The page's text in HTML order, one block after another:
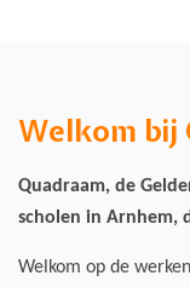
Previous
Next
Previous
Next
Welkom bij
Quadraam, de
scholen in Arnhem,
Welkom op de